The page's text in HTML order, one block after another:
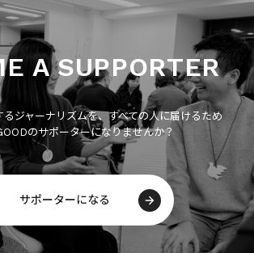
A SUPPORTER
ジャーナリズムを、すべての人に届けるため
のサポーターになりませんか？
サポーターになる